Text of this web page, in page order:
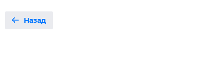
Назад